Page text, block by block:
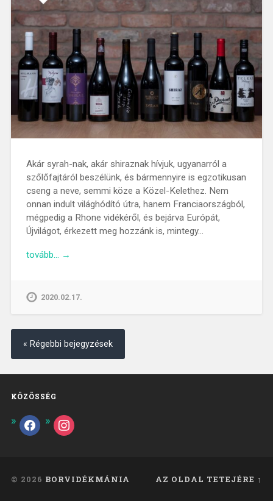
Akár syrah-nak, akár shiraznak hívjuk, ugyanarról a
szőlőfajtáról beszélünk, és bármennyire is egzotikusan
cseng a neve, semmi köze a Közel-Kelethez. Nem
onnan indult világhódító útra, hanem Franciaországból,
mégpedig a Rhone vidékéről, és bejárva Európát,
Újvilágot, érkezett meg hozzánk is, mintegy…
tovább… →
2020.02.17.
« Régebbi bejegyzések
KÖZÖSSÉG
© 2026 BORVIDÉKMÁNIA AZ OLDAL TETEJÉRE ↑